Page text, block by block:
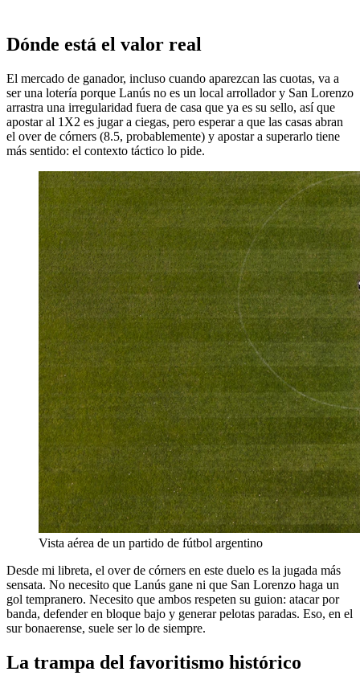
Dónde está el valor real
El mercado de ganador, incluso cuando aparezcan las cuotas, va a
ser una lotería porque Lanús no es un local arrollador y San Lorenzo
arrastra una irregularidad fuera de casa que ya es su sello, así que
apostar al 1X2 es jugar a ciegas, pero esperar a que las casas abran
el over de córners (8.5, probablemente) y apostar a superarlo tiene
más sentido: el contexto táctico lo pide.
Vista aérea de un partido de fútbol argentino
Desde mi libreta, el over de córners en este duelo es la jugada más
sensata. No necesito que Lanús gane ni que San Lorenzo haga un
gol tempranero. Necesito que ambos respeten su guion: atacar por
banda, defender en bloque bajo y generar pelotas paradas. Eso, en el
sur bonaerense, suele ser lo de siempre.
La trampa del favoritismo histórico